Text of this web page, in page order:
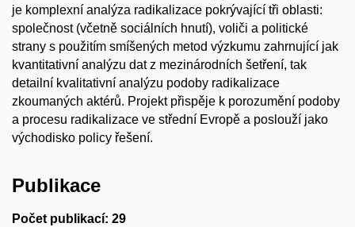
je komplexní analýza radikalizace pokrývající tři oblasti:
společnost (včetně sociálních hnutí), voliči a politické
strany s použitím smíšených metod výzkumu zahrnující jak
kvantitativní analýzu dat z mezinárodních šetření, tak
detailní kvalitativní analýzu podoby radikalizace
zkoumaných aktérů. Projekt přispěje k porozumění podoby
a procesu radikalizace ve střední Evropě a poslouží jako
východisko policy řešení.
Publikace
Počet publikací: 29